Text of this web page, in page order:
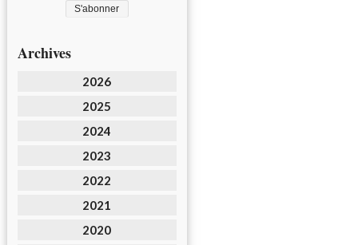
Archives
2026
2025
2024
2023
2022
2021
2020